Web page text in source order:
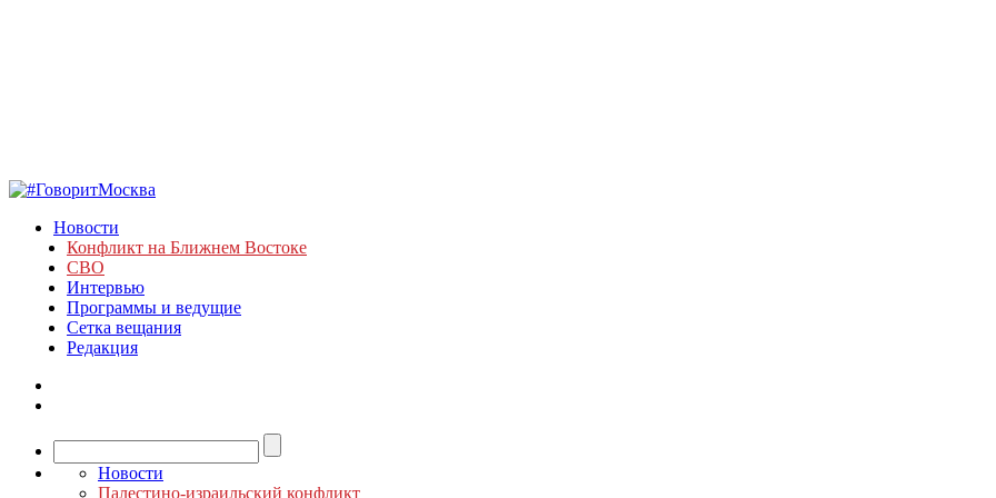
Новости
Конфликт на Ближнем Востоке
СВО
Интервью
Программы и ведущие
Сетка вещания
Редакция
Новости
Палестино-израильский конфликт